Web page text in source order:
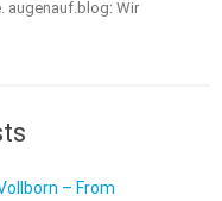
augenauf.blog: Wir
– From